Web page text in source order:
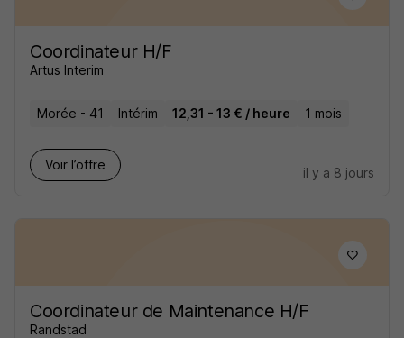
Coordinateur H/F
Artus Interim
Morée - 41 Intérim 12,31 - 13 € / heure 1 mois
Voir l’offre
il y a 8 jours
Coordinateur de Maintenance H/F
Randstad